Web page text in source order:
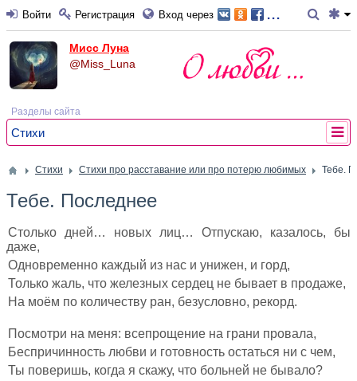
Войти Регистрация Вход через ...
Мисс Луна
@Miss_Luna
Разделы сайта
Стихи
Стихи Стихи про расставание или про потерю любимых Тебе.
Тебе. Последнее
Столько дней… новых лиц… Отпускаю, казалось, бы
даже,
Одновременно каждый из нас и унижен, и горд,
Только жаль, что железных сердец не бывает в продаже,
На моём по количеству ран, безусловно, рекорд.
Посмотри на меня: всепрощение на грани провала,
Беспричинность любви и готовность остаться ни с чем,
Ты поверишь, когда я скажу, что больней не бывало?